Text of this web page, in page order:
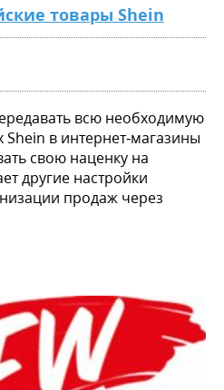
товары Shein
всю необходимую
в интернет-магазины
свою наценку на
другие настройки
продаж через